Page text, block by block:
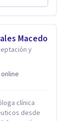
incorpora
trabajo
cada
Macedo
y
clínica
desde